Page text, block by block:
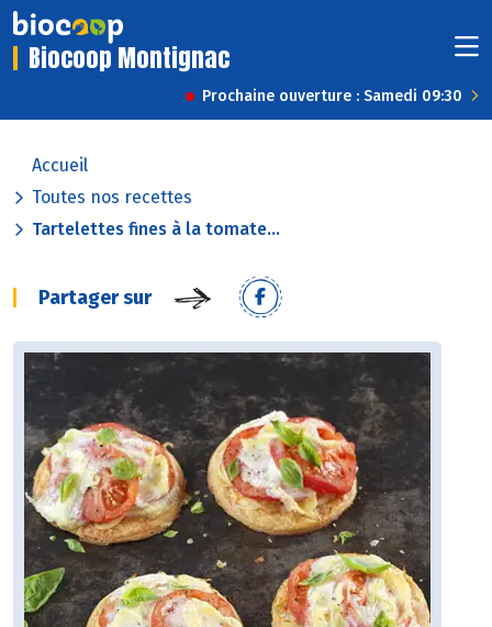
Biocoop Montignac
Prochaine ouverture : Samedi 09:30
Accueil
Toutes nos recettes
Tartelettes fines à la tomate...
Partager sur